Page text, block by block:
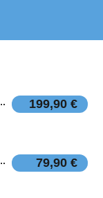
199,90 €
79,90 €